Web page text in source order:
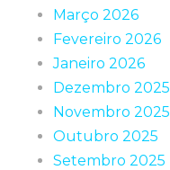
Março 2026
Fevereiro 2026
Janeiro 2026
Dezembro 2025
Novembro 2025
Outubro 2025
Setembro 2025